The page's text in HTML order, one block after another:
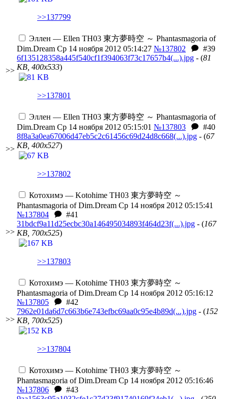
>>137799
>>
Эллен — Ellen TH03 東方夢時空 ～ Phantasmagoria of
Dim.Dream Ср 14 ноября 2012 05:14:27 №137802
#39
6f135128358a445f540cf1f394063f73c17657b4(...).jpg - (81
KB, 400x533)
>>137801
>>
Эллен — Ellen TH03 東方夢時空 ～ Phantasmagoria of
Dim.Dream Ср 14 ноября 2012 05:15:01 №137803
#40
8f8a3a0ea67006d47eb5c2c61456c69d24d8c668(...).jpg - (67
KB, 400x527)
>>137802
>>
Котохимэ — Kotohime TH03 東方夢時空 ～
Phantasmagoria of Dim.Dream Ср 14 ноября 2012 05:15:41
№137804
#41
31bdcf9a11d25ecbc30a146495034893f464d23f(...).jpg - (167
KB, 700x525)
>>137803
>>
Котохимэ — Kotohime TH03 東方夢時空 ～
Phantasmagoria of Dim.Dream Ср 14 ноября 2012 05:16:12
№137805
#42
7962e01da6d7c663b6e743efbc69aa0c95e4b89d(...).jpg - (152
KB, 700x525)
>>137804
Котохимэ — Kotohime TH03 東方夢時空 ～
Phantasmagoria of Dim.Dream Ср 14 ноября 2012 05:16:46
№137806
#43